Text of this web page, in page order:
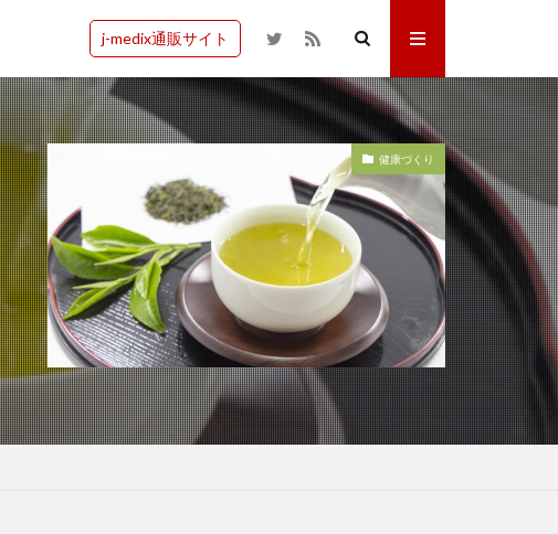
j-medix通販サイト
健康づくり